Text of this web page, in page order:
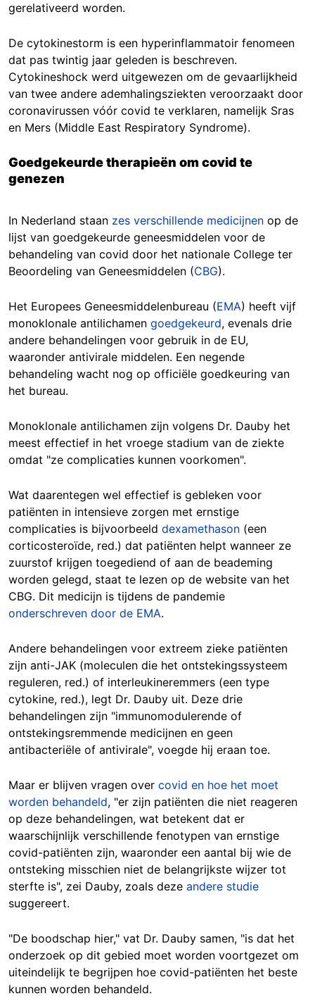
gerelativeerd worden.
De cytokinestorm is een hyperinflammatoir fenomeen
dat pas twintig jaar geleden is beschreven.
Cytokineshock werd uitgewezen om de gevaarlijkheid
van twee andere ademhalingsziekten veroorzaakt door
coronavirussen vóór covid te verklaren, namelijk Sras
en Mers (Middle East Respiratory Syndrome).
Goedgekeurde therapieën om covid te
genezen
In Nederland staan zes verschillende medicijnen op de
lijst van goedgekeurde geneesmiddelen voor de
behandeling van covid door het nationale College ter
Beoordeling van Geneesmiddelen (CBG).
Het Europees Geneesmiddelenbureau (EMA) heeft vijf
monoklonale antilichamen goedgekeurd, evenals drie
andere behandelingen voor gebruik in de EU,
waaronder antivirale middelen. Een negende
behandeling wacht nog op officiële goedkeuring van
het bureau.
Monoklonale antilichamen zijn volgens Dr. Dauby het
meest effectief in het vroege stadium van de ziekte
omdat "ze complicaties kunnen voorkomen".
Wat daarentegen wel effectief is gebleken voor
patiënten in intensieve zorgen met ernstige
complicaties is bijvoorbeeld dexamethason (een
corticosteroïde, red.) dat patiënten helpt wanneer ze
zuurstof krijgen toegediend of aan de beademing
worden gelegd, staat te lezen op de website van het
CBG. Dit medicijn is tijdens de pandemie
onderschreven door de EMA.
Andere behandelingen voor extreem zieke patiënten
zijn anti-JAK (moleculen die het ontstekingssysteem
reguleren, red.) of interleukineremmers (een type
cytokine, red.), legt Dr. Dauby uit. Deze drie
behandelingen zijn "immunomodulerende of
ontstekingsremmende medicijnen en geen
antibacteriële of antivirale", voegde hij eraan toe.
Maar er blijven vragen over covid en hoe het moet
worden behandeld, "er zijn patiënten die niet reageren
op deze behandelingen, wat betekent dat er
waarschijnlijk verschillende fenotypen van ernstige
covid-patiënten zijn, waaronder een aantal bij wie de
ontsteking misschien niet de belangrijkste wijzer tot
sterfte is", zei Dauby, zoals deze andere studie
suggereert.
"De boodschap hier," vat Dr. Dauby samen, "is dat het
onderzoek op dit gebied moet worden voortgezet om
uiteindelijk te begrijpen hoe covid-patiënten het beste
kunnen worden behandeld.